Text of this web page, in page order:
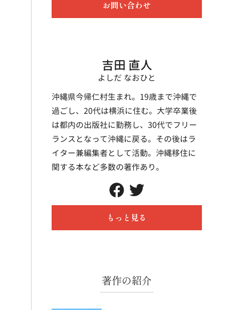
お問い合わせ
吉田 直人
よしだ なおひと
沖縄県今帰仁村生まれ。19歳まで沖縄で
過ごし、20代は横浜に住む。大学卒業後
は都内の出版社に勤務し、30代でフリー
ランスとなって沖縄に戻る。その後はラ
イター兼編集者として活動。沖縄移住に
関する本など多数の著作あり。
もっと見る
著作の紹介